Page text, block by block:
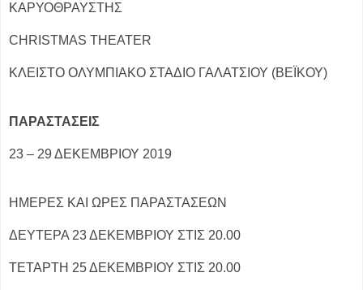
ΚΑΡΥΟΘΡΑΥΣΤΗΣ
CHRISTMAS THEATER
ΚΛΕΙΣΤΟ ΟΛΥΜΠΙΑΚΟ ΣΤΑΔΙΟ ΓΑΛΑΤΣΙΟΥ (ΒΕΪΚΟΥ)
ΠΑΡΑΣΤΑΣΕΙΣ
23 – 29 ΔΕΚΕΜΒΡΙΟΥ 2019
ΗΜΕΡΕΣ ΚΑΙ ΩΡΕΣ ΠΑΡΑΣΤΑΣΕΩΝ
ΔΕΥΤΕΡΑ 23 ΔΕΚΕΜΒΡΙΟΥ ΣΤΙΣ 20.00
ΤΕΤΑΡΤΗ 25 ΔΕΚΕΜΒΡΙΟΥ ΣΤΙΣ 20.00